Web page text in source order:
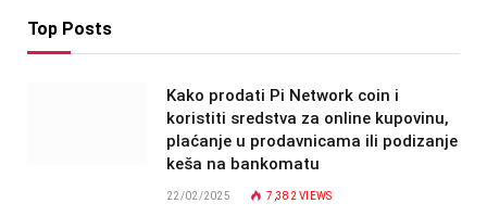
Top Posts
Kako prodati Pi Network coin i
koristiti sredstva za online kupovinu,
plaćanje u prodavnicama ili podizanje
keša na bankomatu
22/02/2025 7,382VIEWS